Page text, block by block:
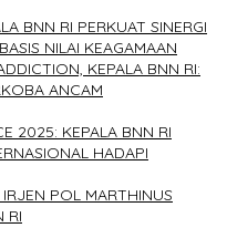
BNN RI PERKUAT SINERGI
NILAI KEAGAMAAN
KEPALA BNN RI:
ANCAM
2025: KEPALA BNN RI
HADAPI
IRJEN POL MARTHINUS
RI